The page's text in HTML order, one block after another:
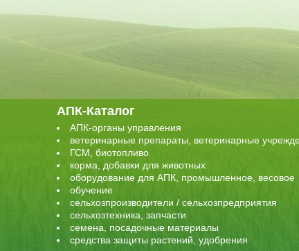
АПК-Каталог
АПК-органы управления
ветеринарные препараты, ветеринарные
ГСМ, биотопливо
корма, добавки для животных
оборудование для АПК, промышленное, весовое
обучение
сельхозпроизводители / сельхозпредприятия
сельхозтехника, запчасти
семена, посадочные материалы
средства защиты растений, удобрения